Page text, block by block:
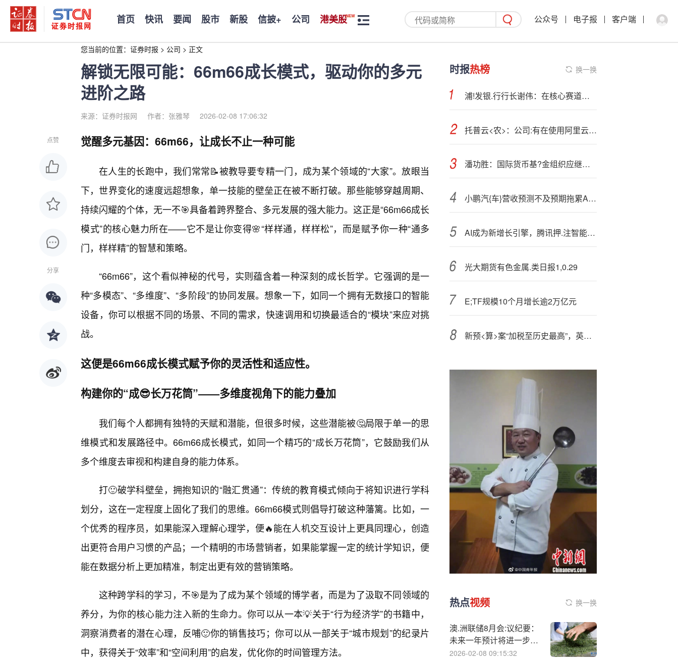
首页 快讯 要闻 股市 新股 信披+ 公司 港美股 公众号 电子报 客户端
您当前的位置： 证券时报 > 公司 > 正文
解锁无限可能：66m66成长模式，驱动你的多元
进阶之路
来源：证券时报网 作者：张雅琴 2026-02-08 17:06:32
点赞
分享
觉醒多元基因：66m66，让成长不止一种可能
在人生的长跑中，我们常常📝被教导要专精一门，成为某个领域的“大家”。放眼当
下，世界变化的速度远超想象，单一技能的壁垒正在被不断打破。那些能够穿越周期、
持续闪耀的个体，无一不🎯具备着跨界整合、多元发展的强大能力。这正是“66m66成长
模式”的核心魅力所在——它不是让你变得🌸“样样通，样样松”，而是赋予你一种“通多
门，样样精”的智慧和策略。
“66m66”，这个看似神秘的代号，实则蕴含着一种深刻的成长哲学。它强调的是一
种“多模态”、“多维度”、“多阶段”的协同发展。想象一下，如同一个拥有无数接口的智能
设备，你可以根据不同的场景、不同的需求，快速调用和切换最适合的“模块”来应对挑
战。
这便是66m66成长模式赋予你的灵活性和适应性。
构建你的“成😎长万花筒”——多维度视角下的能力叠加
我们每个人都拥有独特的天赋和潜能，但很多时候，这些潜能被🤔局限于单一的思
维模式和发展路径中。66m66成长模式，如同一个精巧的“成长万花筒”，它鼓励我们从
多个维度去审视和构建自身的能力体系。
打🙂破学科壁垒，拥抱知识的“融汇贯通”：传统的教育模式倾向于将知识进行学科
划分，这在一定程度上固化了我们的思维。66m66模式则倡导打破这种藩篱。比如，一
个优秀的程序员，如果能深入理解心理学，便🔥能在人机交互设计上更具同理心，创造
出更符合用户习惯的产品；一个精明的市场营销者，如果能掌握一定的统计学知识，便
能在数据分析上更加精准，制定出更有效的营销策略。
这种跨学科的学习，不🎯是为了成为某个领域的博学者，而是为了汲取不同领域的
养分，为你的核心能力注入新的生命力。你可以从一本💡关于“行为经济学”的书籍中，
洞察消费者的潜在心理，反哺🙂你的销售技巧；你可以从一部关于“城市规划”的纪录片
中，获得关于“效率”和“空间利用”的启发，优化你的时间管理方法。
时报热榜 换一换
浦!发银.行行长谢伟：在核心赛道上持续深耕 全力提升经营效率和盈利能力
托普云<农>：公司:有在使用阿里云服务产品
潘功胜：国际货币基?金组织应继续推动份额改革，尽快实现份额占比调整
小鹏汽{车}营收预测不及预期拖累ADR下挫 花旗小幅下调目标价
AI成为新增长引擎，腾讯押.注智能.化与全球化
光大期货有色金属.类日报1,0.29
E;TF规模10个月增长逾2万亿元
新预<算>案“加税至历史最高”，英国竭力守住“最后一道债务防线”，斯塔默政府面临“政治冲击”
热点视频 换一换
澳.洲联储8月会:议纪要：
未来一年预计将进一步降
息 宽松步伐取决于经济数
2026-02-08 09:15:32